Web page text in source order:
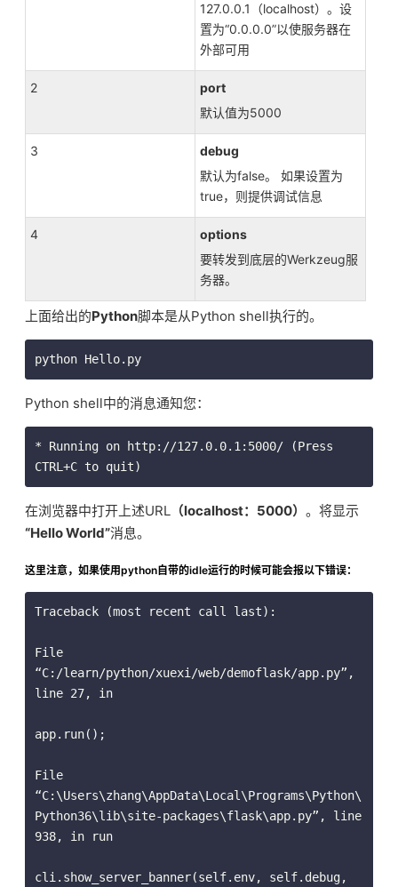
127.0.0.1（localhost）。设
置为“0.0.0.0”以使服务器在
外部可用
2
port
默认值为5000
3
debug
默认为false。 如果设置为
true，则提供调试信息
4
options
要转发到底层的Werkzeug服
务器。
上面给出的Python脚本是从Python shell执行的。
Python shell中的消息通知您：
* Running on http://127.0.0.1:5000/ (Press
在浏览器中打开上述URL （localhost：5000） 。将显示
“Hello World”消息。
这里注意，如果使用python自带的idle运行的时候可能会报以下错误：
Traceback (most recent call last):
File
“C:/learn/python/xuexi/web/demoflask/app.py”,
line 27, in
app.run();
File
“C:\Users\zhang\AppData\Local\Programs\Python\
Python36\lib\site-packages\flask\app.py”, line
938, in run
cli.show_server_banner(self.env, self.debug,